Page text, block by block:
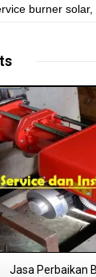
burner solar,
Jasa Perbaikan